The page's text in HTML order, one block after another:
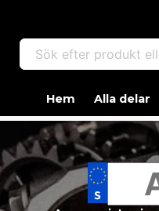
Sök efter produkt eller
Hem Alla delar